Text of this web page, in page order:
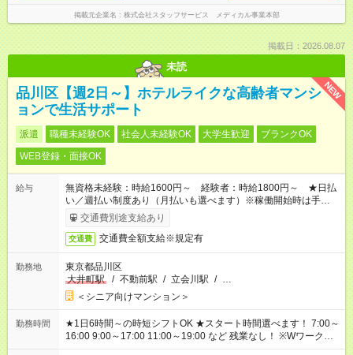
掲載元企業名 株式会社スタッフサービス メディカル事業本部
掲載日：2026.08.07
未読
NEW
品川区【週2日～】ホテルライクな高齢者マンシ
ョンで生活サポート
派遣 職種未経験OK 社会人未経験OK 大学生歓迎
ブランクOK
WEB登録・面接OK
給与
無資格未経験：時給1600円～ 経験者：時給1800円～ ★日払
い／週払い制度あり（月払いも選べます）※稼働開始時は手続き
完了次第のお支払いとなります。
交通費別途支給あり
交通費 交通費全額支給※規定有
勤務地
東京都品川区
大井町駅
/ 不動前駅 / 立会川駅 / …
＜シニア向けマンション＞
勤務時間
★1日6時間～の時短シフトOK ★スタート時間選べます！ 7:00～
16:00 9:00～17:00 11:00～19:00 など 残業なし！ ※Wワークの
場合、他のお仕事と合わせ週40時間超の就業はご案内できませ